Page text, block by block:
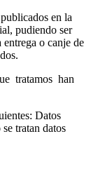
en la
pudiendo ser
entrega o canje de
tratamos han
Datos
tratan datos